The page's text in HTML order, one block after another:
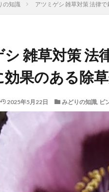
の知識 アツミゲシ 雑草対策 法律
シ 雑草対策 法
効果のある除
2025年5月22日 みどりの知識, ピ